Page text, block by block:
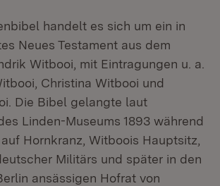
handelt es sich um ein in
Neues Testament aus dem
Witbooi, mit Eintragungen u. a.
Christina Witbooi und
Die Bibel gelangte laut
Linden-Museums 1893 während
Hornkranz, Witboois Hauptsitz,
Militärs und später in den
ansässigen Hofrat von